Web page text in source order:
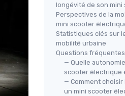
longévité de son
Perspectives de la
mini scooter
Statistiques clés sur
mobilité urbaine
Questions
— Quelle
scooter électrique
— Comment
un mini scooter